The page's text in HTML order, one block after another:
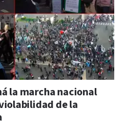
la marcha nacional
de la